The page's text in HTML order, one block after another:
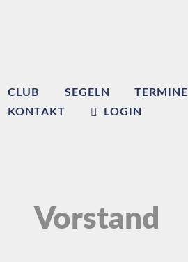
CLUB SEGELN TERMINE
KONTAKT
LOGIN
Vorstand